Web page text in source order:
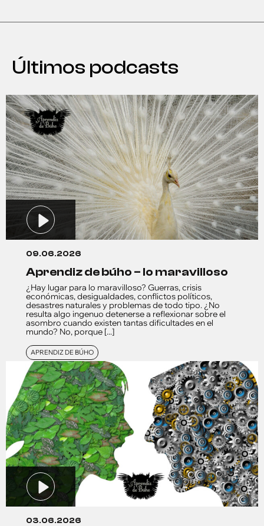
Últimos podcasts
09.06.2026
aprendiz de búho – lo maravilloso
¿Hay lugar para lo maravilloso? Guerras, crisis
económicas, desigualdades, conflictos políticos,
desastres naturales y problemas de todo tipo. ¿No
resulta algo ingenuo detenerse a reflexionar sobre el
asombro cuando existen tantas dificultades en el
mundo? No, porque [...]
APRENDIZ DE BÚHO
03.06.2026